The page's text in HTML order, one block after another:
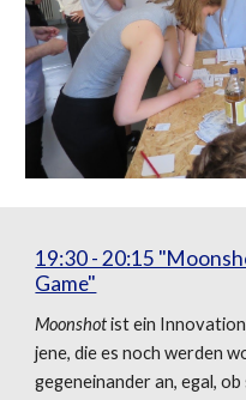
19:30 - 20:15
Game"
Moonshotist ein
jene, die es noch werden
gegeneinander an, egal,